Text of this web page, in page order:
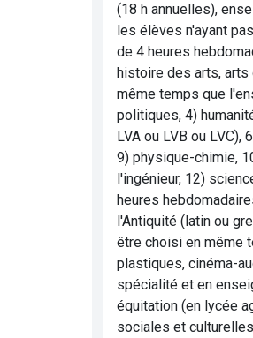
(18 h annuelles),
les élèves n'ayant
de 4 heures
histoire des arts, arts
même temps que
politiques, 4)
LVA ou LVB ou
9) physique-chimie,
l'ingénieur, 12)
heures
l'Antiquité (latin ou
être choisi en même
plastiques, cinéma-
spécialité et en
équitation (en lycée
sociales et